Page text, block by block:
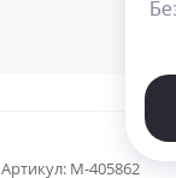
Артикул: M-405862